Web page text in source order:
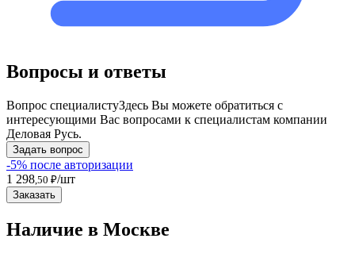
Вопросы и ответы
Вопрос специалистуЗдесь Вы можете обратиться с
интересующими Вас вопросами к специалистам компании
Деловая Русь.
Задать вопрос
-5% после авторизации
1 298 ,50 ₽/шт
Заказать
Наличие в Москвe